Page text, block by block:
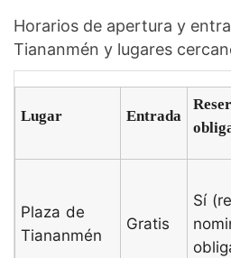
Horarios de apertura y
Tiananmén y lugares
Lugar Entrada
Plaza de
Tiananmén
Gratis
Sí